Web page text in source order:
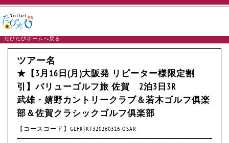
たびたびホームへ戻る
ツアー名
★【3月16日(月)大阪発 リピーター様限定割
引】バリューゴルフ旅 佐賀 2泊3日3R
武雄・嬉野カントリークラブ＆若木ゴルフ俱楽
部＆佐賀クラシックゴルフ俱楽部
【コースコード】GLFRTKT320260316-OSAR